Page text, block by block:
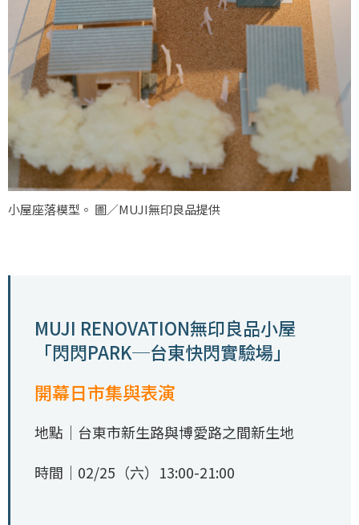
小屋座落模型。 圖／MUJI無印良品提供
MUJI RENOVATION無印良品小屋
「閃閃PARK─台東快閃實驗場」
開幕日市集與表演
地點｜台東市新生路與博愛路之間新生地
時間｜02/25（六）13:00-21:00